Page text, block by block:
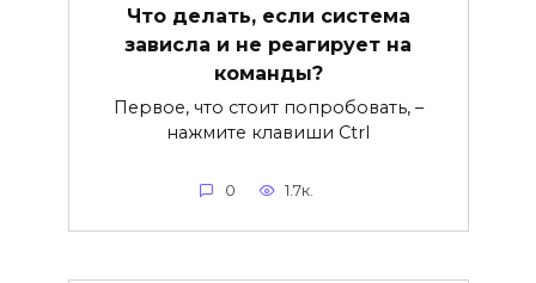
Что делать, если система
зависла и не реагирует на
команды?
Первое, что стоит попробовать, –
нажмите клавиши Ctrl
0 1.7к.